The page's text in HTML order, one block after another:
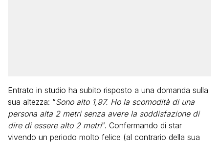
Entrato in studio ha subito risposto a una domanda sulla
sua altezza: “Sono alto 1,97. Ho la scomodità di una
persona alta 2 metri senza avere la soddisfazione di
dire di essere alto 2 metri“. Confermando di star
vivendo un periodo molto felice (al contrario della sua